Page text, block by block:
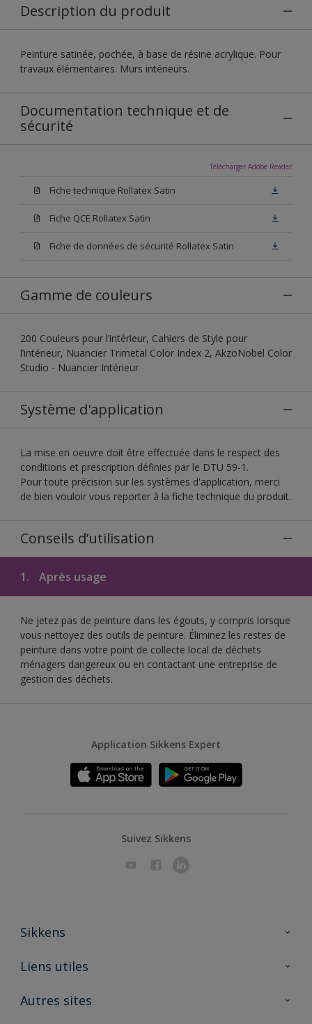
Description du produit
Peinture satinée, pochée, à base de résine acrylique. Pour
travaux élémentaires. Murs intérieurs.
Documentation technique et de
sécurité
Télécharger Adobe Reader
Fiche technique Rollatex Satin
Fiche QCE Rollatex Satin
Fiche de données de sécurité Rollatex Satin
Gamme de couleurs
200 Couleurs pour l’intérieur, Cahiers de Style pour
l’intérieur, Nuancier Trimetal Color Index 2, AkzoNobel Color
Studio - Nuancier Intérieur
Système d'application
La mise en oeuvre doit être effectuée dans le respect des
conditions et prescription définies par le DTU 59-1.
Pour toute précision sur les systèmes d'application, merci
de bien vouloir vous reporter à la fiche technique du produit.
Conseils d’utilisation
1. Après usage
Ne jetez pas de peinture dans les égouts, y compris lorsque
vous nettoyez des outils de peinture. Éliminez les restes de
peinture dans votre point de collecte local de déchets
ménagers dangereux ou en contactant une entreprise de
gestion des déchets.
Application Sikkens Expert
Suivez Sikkens
Sikkens
A propos de Sikkens
Liens utiles
Ouvrir un magasin PASS
Autres sites